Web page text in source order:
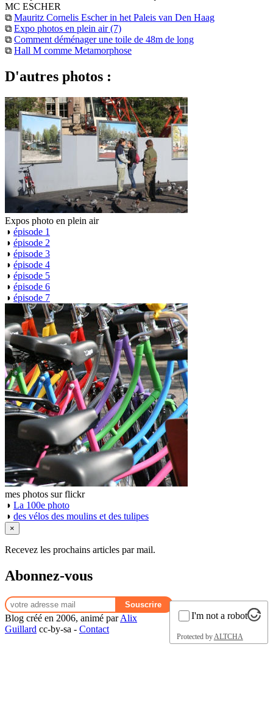
MC ESCHER
⧉ Mauritz Cornelis Escher in het Paleis van Den Haag
⧉ Expo photos en plein air (7)
⧉ Comment déménager une toile de 48m de long
⧉ Hall M comme Metamorphose
D'autres photos :
Expos photo en plein air
◑ épisode 1
◑ épisode 2
◑ épisode 3
◑ épisode 4
◑ épisode 5
◑ épisode 6
◑ épisode 7
mes photos sur flickr
◑ La 100e photo
◑ des vélos des moulins et des tulipes
×
Recevez les prochains articles par mail.
Abonnez-vous
I'm not a robot
Protected byALTCHA
Blog créé en 2006, animé parAlix
Guillard cc-by-sa - Contact